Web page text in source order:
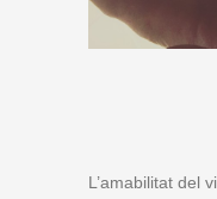
L’amabilitat del